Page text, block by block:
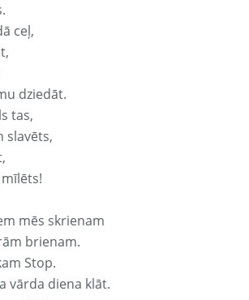
ceļ,
dziedāt.
tas,
slavēts,
mēs skrienam
brienam.
Stop.
vārda diena klāt.